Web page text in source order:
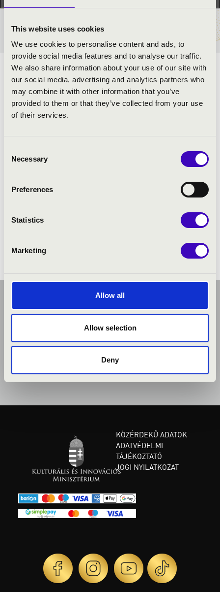
This website uses cookies
We use cookies to personalise content and ads, to
provide social media features and to analyse our traffic.
We also share information about your use of our site with
our social media, advertising and analytics partners who
may combine it with other information that you’ve
provided to them or that they’ve collected from your use
of their services.
Selection
Necessary
Preferences
Statistics
Marketing
Allow all
Allow selection
Deny
BÉRLET- ÉS JEGYÁRAK
ESTI SZENT MISE
ELŐADÓK:
KÖZÉRDEKŰ ADATOK
ADATVÉDELMI
TÁJÉKOZTATÓ
JOGI NYILATKOZAT